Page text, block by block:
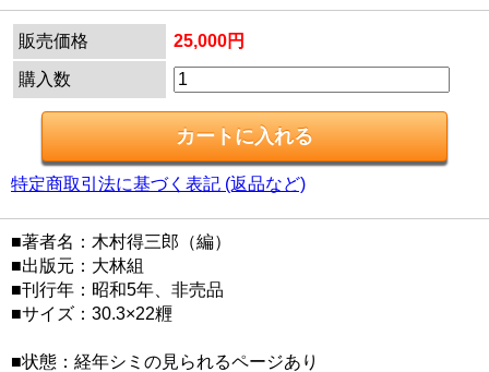
販売価格 25,000円
購入数
特定商取引法に基づく表記 (返品など)
■著者名：木村得三郎（編）
■出版元：大林組
■刊行年：昭和5年、非売品
■サイズ：30.3×22糎
■状態：経年シミの見られるページあり